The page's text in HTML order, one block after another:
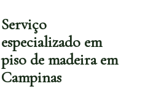
Serviço
especializado em
piso de madeira em
Campinas